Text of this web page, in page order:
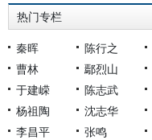
热门专栏
秦晖 陈行之
曹林
鄢烈山
于建嵘
陈志武
杨祖陶
沈志华
李昌平
张鸣